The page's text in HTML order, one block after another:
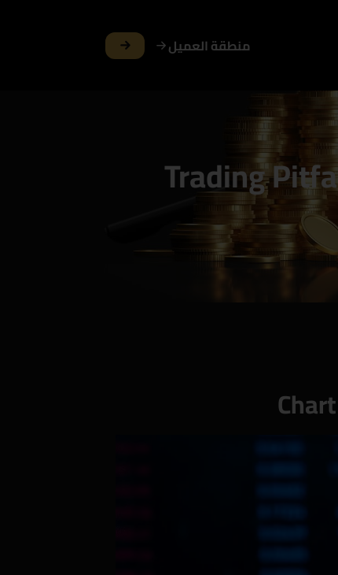
منطقة العميل
Trading